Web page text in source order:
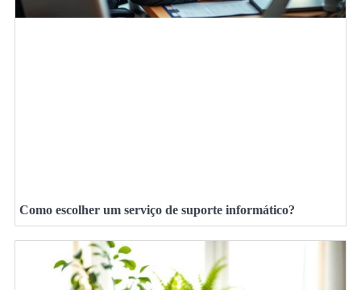
Como escolher um serviço de suporte informático?